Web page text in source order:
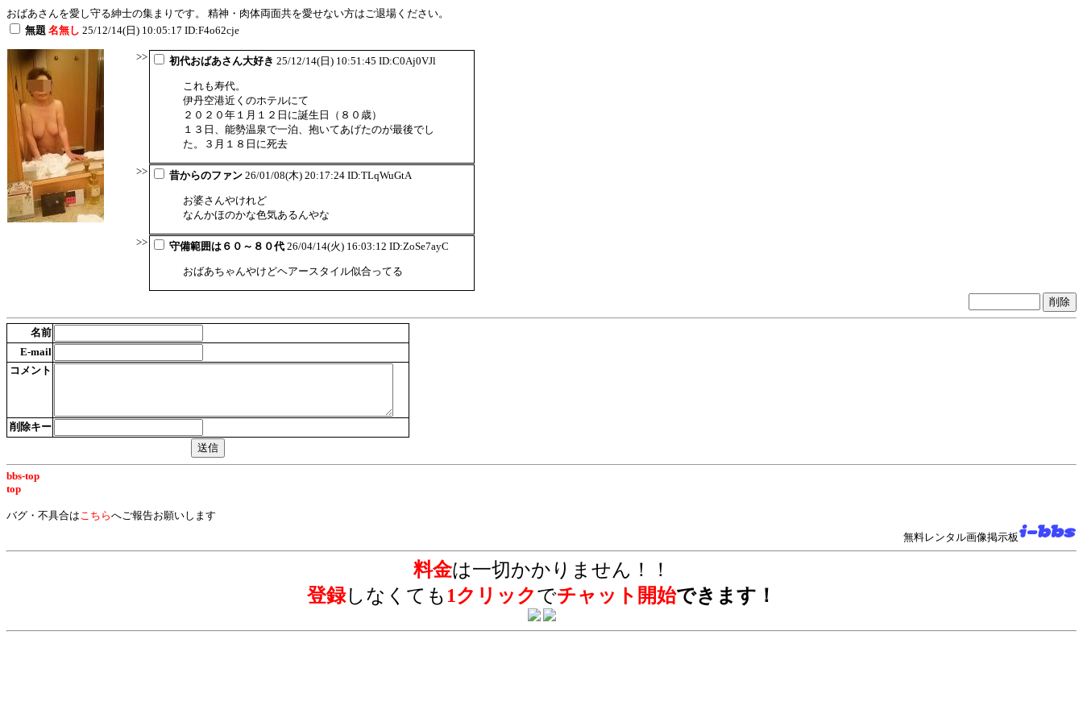
おばあさんを愛し守る紳士の集まりです。 精神・肉体両面共を愛せない方はご退場ください。
無題 名無し 25/12/14(日) 10:05:17 ID:F4o62cje
>> 初代おばあさん大好き 25/12/14(日) 10:51:45 ID:C0Aj0VJl
これも寿代。
伊丹空港近くのホテルにて
２０２０年１月１２日に誕生日（８０歳）
１３日、能勢温泉で一泊、抱いてあげたのが最後でし
た。３月１８日に死去
>> 昔からのファン 26/01/08(木) 20:17:24 ID:TLqWuGtA
お婆さんやけれど
なんかほのかな色気あるんやな
>> 守備範囲は６０～８０代 26/04/14(火) 16:03:12 ID:ZoSe7ayC
おばあちゃんやけどヘアースタイル似合ってる
名前
E-mail
コメント
削除キー
bbs-top
top
バグ・不具合はこちらへご報告お願いします
無料レンタル画像掲示板
料金は一切かかりません！！
登録しなくても 1クリックでチャット開始できます！